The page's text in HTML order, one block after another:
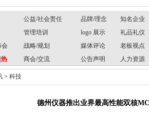
公益/社会责任 品牌/理念 知名企业
管理培训 logo 展示 礼品礼仪
会 战略/规划 媒体评论 老板视点
热 商会/交流 公告声明 人力资源
> 科技
德州仪器推出业界最高性能双核